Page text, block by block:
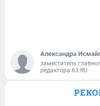
Александра
заместитель
редактора 63.RU